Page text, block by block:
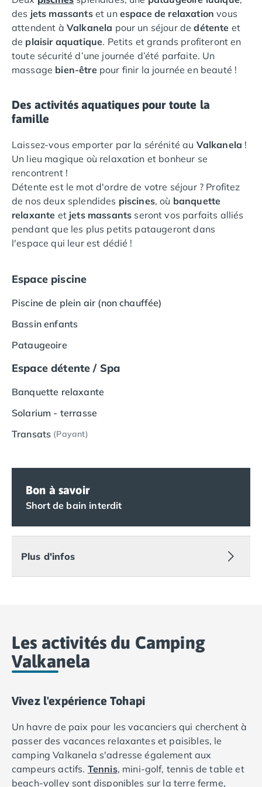
Camping Languedoc-Roussillon
Camping Aude
Camping Gruissan
Camping Narbonne-Plage
Camping Sigean
Camping Aigues-Mortes
Camping Grau-du-Roi
Camping Nîmes
Camping Hérault
Camping Agde
Camping Béziers
Camping La Grande Motte
Camping Marseillan-Plage
Camping Montpellier
Camping Palavas-les-Flots
Camping Sète
Camping Valras-Plage
Camping Pyrénées-Orientales
Camping Canet-en-Roussillon
Camping Collioure
Camping Perpignan
Camping Saint-Cyprien
Camping Corrèze
Camping Lorraine
Camping Vosges
Camping Midi-Pyrénées
Camping Saint-Amans-des-Cots
Camping Gers
Camping Lot-et-Garonne
Camping Nord-Pas-de-Calais
Camping Pas-de-Calais
Camping Merlimont
Camping Pays de la Loire
Camping Loire-Atlantique
Camping La Baule-Escoublac
Camping Nantes
Camping Pornic
Camping Pornichet
Camping Saint Nazaire
des jets massantset un espace de relaxation vous
attendent à Valkanela pour un séjour dedétente et
de plaisir aquatique. Petits et grands profiteront en
toute sécurité d’une journée d’été parfaite. Un
massage bien-êtrepour finir la journée en beauté !
Des activités aquatiques pour toute la
famille
Laissez-vous emporter par la sérénité au Valkanela !
Un lieu magique où relaxation et bonheur se
rencontrent !
Détente est le mot d'ordre de votre séjour ? Profitez
de nos deux splendides piscines, où banquette
relaxante et jets massants seront vos parfaits alliés
pendant que les plus petits pataugeront dans
l'espace qui leur est dédié !
Espace piscine
Piscine de plein air (non chauffée)
Bassin enfants
Pataugeoire
Espace détente / Spa
Banquette relaxante
Solarium - terrasse
Transats (Payant)
Bon à savoir
Short de bain interdit
Plus d'infos
Les activités du Camping
Valkanela
Vivez l'expérience Tohapi
Un havre de paix pour les vacanciers qui cherchent à
passer des vacances relaxantes et paisibles, le
camping Valkanela s'adresse également aux
campeurs actifs. Tennis, mini-golf, tennis de table et
beach-volley sont disponibles sur la terre ferme,